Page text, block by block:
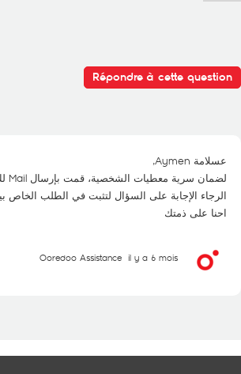
Répondre à cette question
عسلامة Aymen,
لضمان سرية معطيات الشخصية، قمت بإرسال Mail لك على بريدك الالكتروني.
الرجاء الإجابة على السؤال لتثبت في الطلب الخاص
احنا على ذمتك
Ooredoo Assistance il y a 6 mois